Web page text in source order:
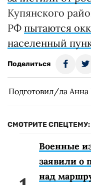
Купянского
РФ пытаются
населенный
Поделиться
Подготовил/ла
СМОТРИТЕ СПЕЦТЕМУ:
Военные
заявили о
над